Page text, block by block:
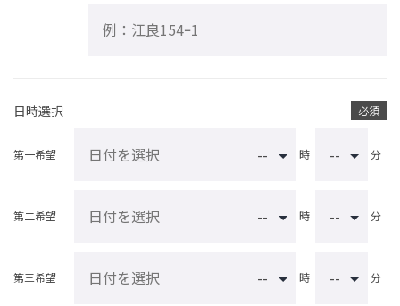
日時選択 必須
第一希望 時 分
第二希望 時 分
第三希望 時 分